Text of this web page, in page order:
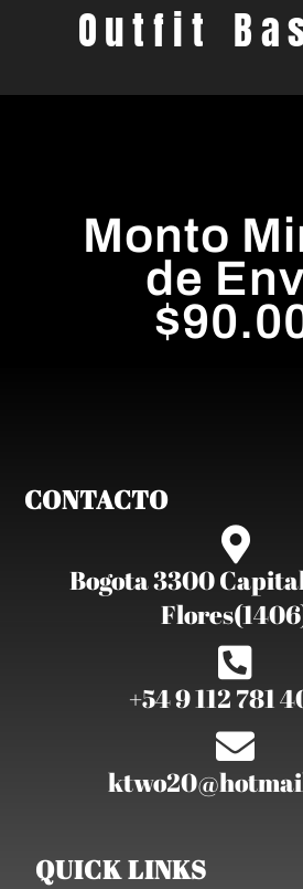
Outfit
Monto
de
CONTACTO
Bogota 3300
+54 9 112 781
QUICK LINKS